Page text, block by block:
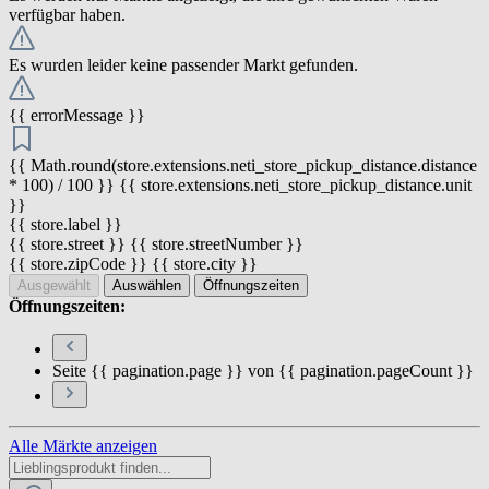
verfügbar haben.
Es wurden leider keine passender Markt gefunden.
{{ errorMessage }}
{{ Math.round(store.extensions.neti_store_pickup_distance.distance
* 100) / 100 }} {{ store.extensions.neti_store_pickup_distance.unit
}}
{{ store.label }}
{{ store.street }} {{ store.streetNumber }}
{{ store.zipCode }} {{ store.city }}
Ausgewählt Auswählen Öffnungszeiten
Öffnungszeiten:
Seite {{ pagination.page }} von {{ pagination.pageCount }}
Alle Märkte anzeigen